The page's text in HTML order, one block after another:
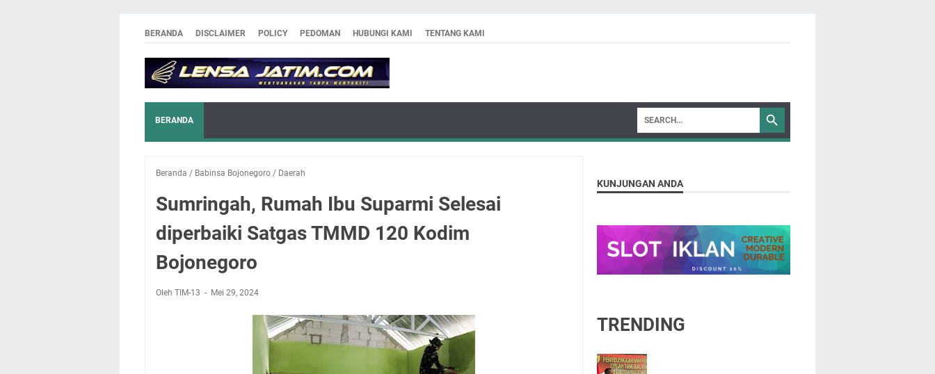
BERANDA DISCLAIMER POLICY PEDOMAN HUBUNGI KAMI TENTANG KAMI
BERANDA
Beranda / Babinsa Bojonegoro / Daerah
Sumringah, Rumah Ibu Suparmi Selesai
diperbaiki Satgas TMMD 120 Kodim
Bojonegoro
Oleh TIM-13 Mei 29, 2024
KUNJUNGAN ANDA
TRENDING